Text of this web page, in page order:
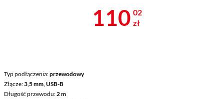
Typ podłączenia przewodowy
Złącze 3,5 mm, USB-B
Długość przewodu 2 m
Cena 110,02
110 02
zł